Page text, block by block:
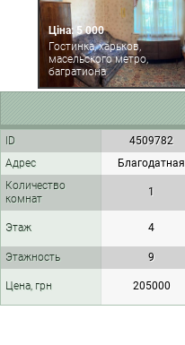
Ціна: 5 000
Гостинка, харьков,
масельского метро,
багратиона
ID 4509782
Адрес
Благодатная
Количество
комнат
1
Этаж 4
Этажность 9
Цена, грн 205000